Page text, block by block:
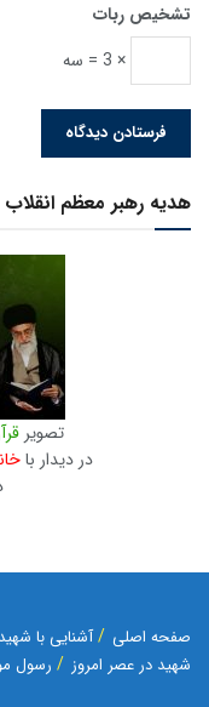
تشخیص ربات
× 3 = سه
هدیه رهبر معظم انقلاب
تصویر
در دیدار با
صفحه اصلی آشنایی با
شهید در عصر امروز
رسول